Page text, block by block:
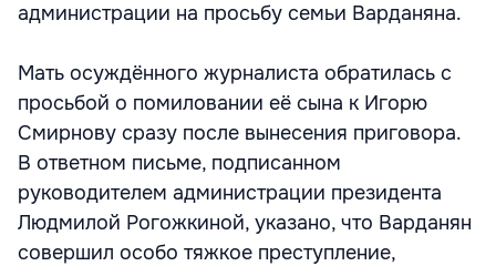
администрации на просьбу семьи Варданяна.
Мать осуждённого журналиста обратилась с
просьбой о помиловании её сына к Игорю
Смирнову сразу после вынесения приговора.
В ответном письме, подписанном
руководителем администрации президента
Людмилой Рогожкиной, указано, что Варданян
совершил особо тяжкое преступление,